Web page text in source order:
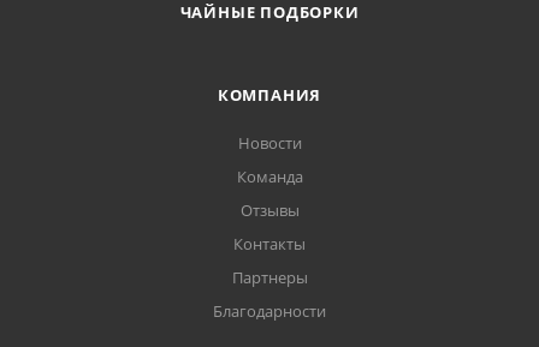
ЧАЙНЫЕ ПОДБОРКИ
КОМПАНИЯ
Новости
Команда
Отзывы
Контакты
Партнеры
Благодарности